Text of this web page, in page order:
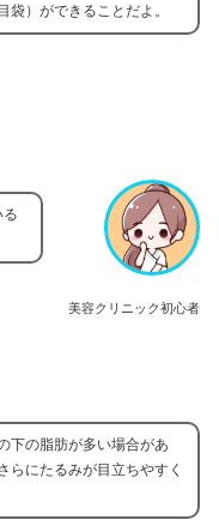
袋）ができることだよ。
美容クリニック初心者
る
下の脂肪が多い場合があ
らにたるみが目立ちやすく